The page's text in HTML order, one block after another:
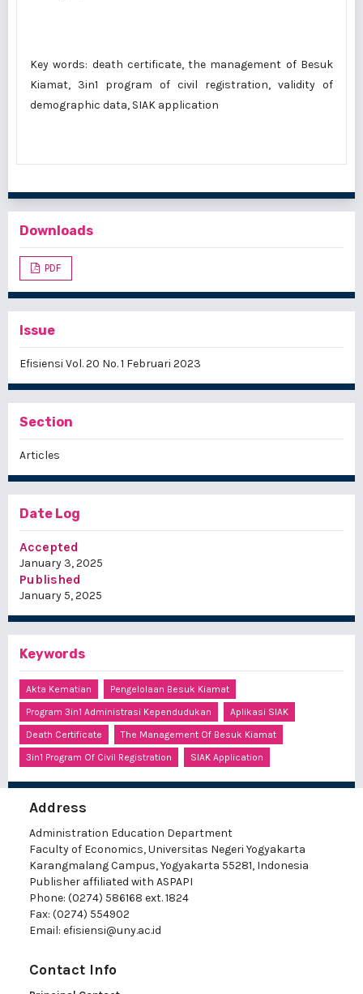
Key words: death certificate, the management of Besuk
Kiamat, 3in1 program of civil registration, validity of
demographic data, SIAK application
Downloads
PDF
Issue
Efisiensi Vol. 20 No. 1 Februari 2023
Section
Articles
Date Log
Accepted
January 3, 2025
Published
January 5, 2025
Keywords
Akta Kematian
Pengelolaan Besuk Kiamat
Program 3in1 Administrasi Kependudukan
Aplikasi SIAK
Death Certificate
The Management Of Besuk Kiamat
3in1 Program Of Civil Registration
SIAK Application
Address
Administration Education Department
Faculty of Economics, Universitas Negeri Yogyakarta
Karangmalang Campus, Yogyakarta 55281, Indonesia
Publisher affiliated with ASPAPI
Phone: (0274) 586168 ext. 1824
Fax: (0274) 554902
Email: efisiensi@uny.ac.id
Contact Info